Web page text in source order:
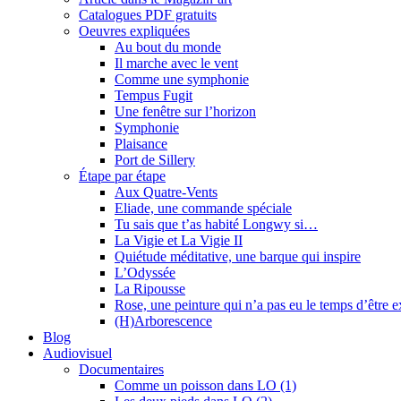
Catalogues PDF gratuits
Oeuvres expliquées
Au bout du monde
Il marche avec le vent
Comme une symphonie
Tempus Fugit
Une fenêtre sur l’horizon
Symphonie
Plaisance
Port de Sillery
Étape par étape
Aux Quatre-Vents
Eliade, une commande spéciale
Tu sais que t’as habité Longwy si…
La Vigie et La Vigie II
Quiétude méditative, une barque qui inspire
L’Odyssée
La Ripousse
Rose, une peinture qui n’a pas eu le temps d’être
(H)Arborescence
Blog
Audiovisuel
Documentaires
Comme un poisson dans LO (1)